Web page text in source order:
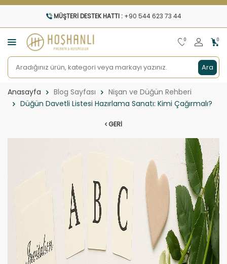
MÜŞTERI DESTEK HATTI : +90 544 623 73 44
Ara
0 0
Anasayfa Blog Sayfası
Nişan ve Düğün Rehberi
Düğün Davetli Listesi Hazırlama Sanatı: Kimi Çağırmalı?
GERI